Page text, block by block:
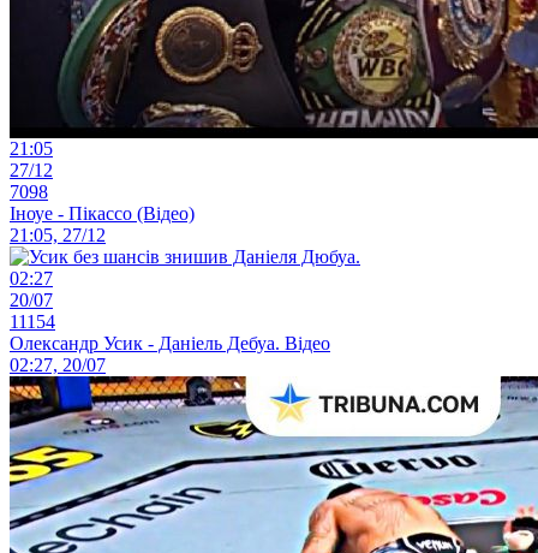
21:05
27/12
7098
Іноуе - Пікассо (Відео)
21:05, 27/12
02:27
20/07
11154
Олександр Усик - Даніель Дебуа. Відео
02:27, 20/07